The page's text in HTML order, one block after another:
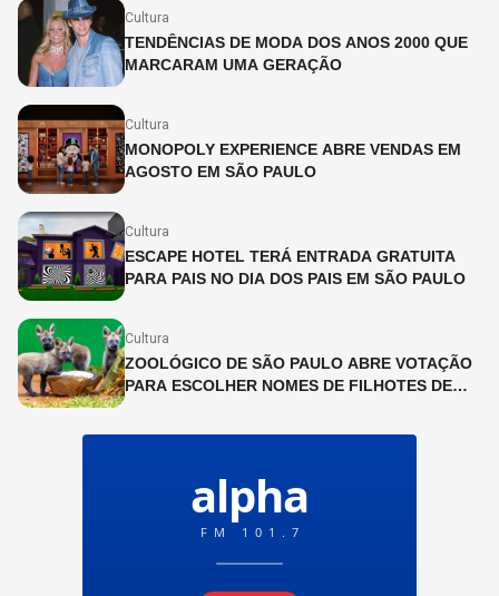
Cultura
TENDÊNCIAS DE MODA DOS ANOS 2000 QUE
MARCARAM UMA GERAÇÃO
Cultura
MONOPOLY EXPERIENCE ABRE VENDAS EM
AGOSTO EM SÃO PAULO
Cultura
ESCAPE HOTEL TERÁ ENTRADA GRATUITA
PARA PAIS NO DIA DOS PAIS EM SÃO PAULO
Cultura
ZOOLÓGICO DE SÃO PAULO ABRE VOTAÇÃO
PARA ESCOLHER NOMES DE FILHOTES DE